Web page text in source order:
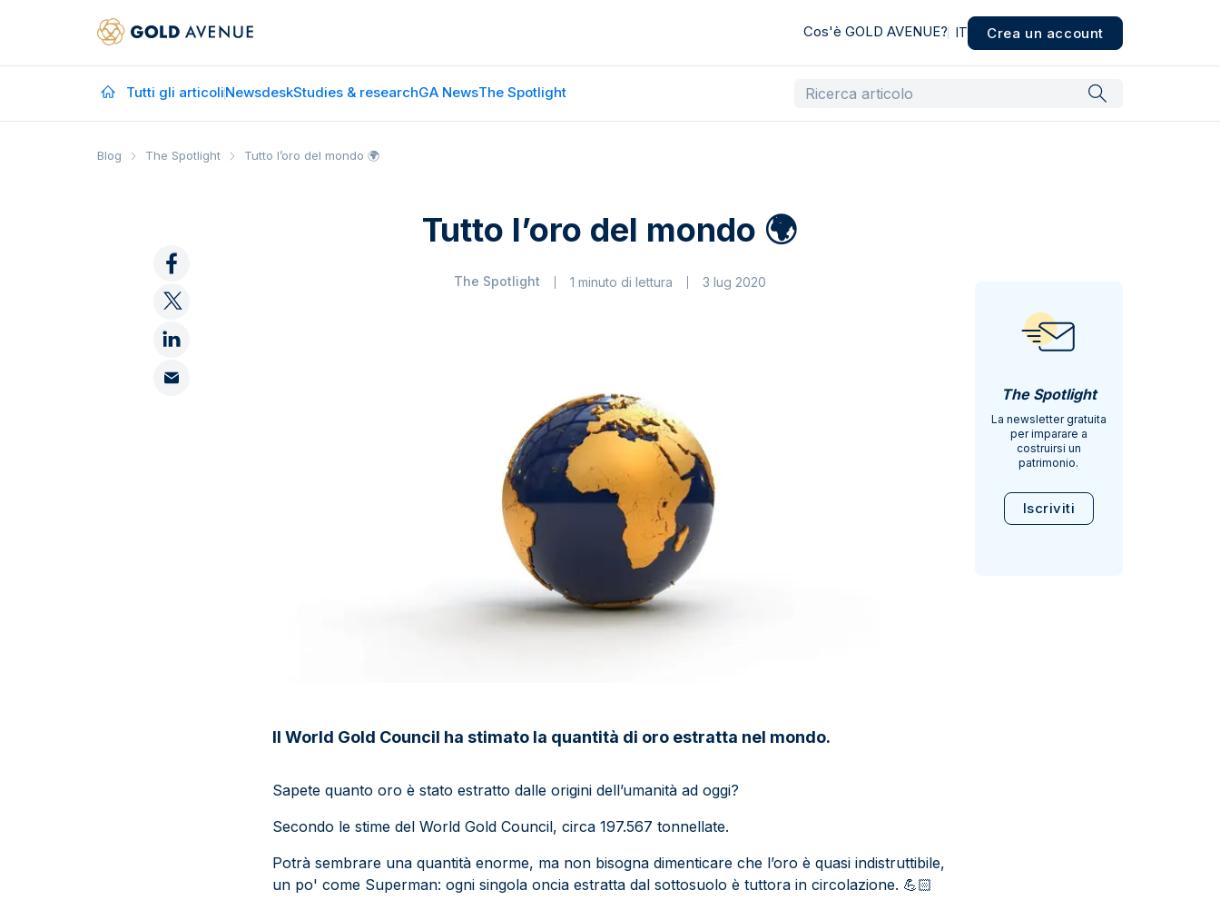
Cos'è GOLD AVENUE? IT Crea un account
Tutti gli articoliNewsdeskStudies & researchGA NewsThe Spotlight
Blog The Spotlight Tutto l’oro del mondo 🌍
Tutto l’oro del mondo 🌍
The Spotlight 1 minuto di lettura 3 lug 2020
Il World Gold Council ha stimato la quantità di oro estratta nel mondo.
Sapete quanto oro è stato estratto dalle origini dell’umanità ad oggi?
Secondo le stime del World Gold Council, circa 197.567 tonnellate.
Potrà sembrare una quantità enorme, ma non bisogna dimenticare che l’oro è quasi indistruttibile,
un po' come Superman: ogni singola oncia estratta dal sottosuolo è tuttora in circolazione. 💪
The Spotlight
La newsletter gratuita
per imparare a
costruirsi un
patrimonio.
Iscriviti